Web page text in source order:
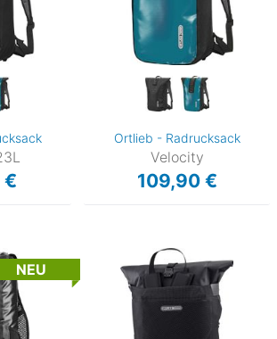
€
Ortlieb - Radrucksack
Velocity
109,90 €
NEU